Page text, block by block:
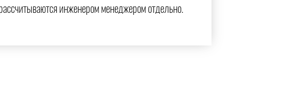
инженером менеджером отдельно.